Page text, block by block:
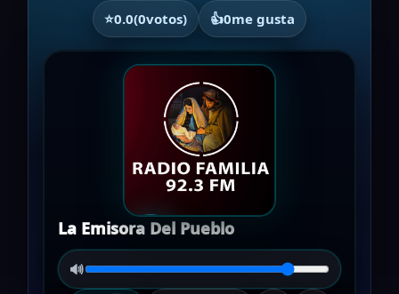
⭐0.0(0votos) 👍0me gusta
▶
La Emisora Del Pueblo
🔊